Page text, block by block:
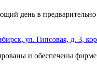
день в
ул. Гипсовая, д. 3,
и обеспечены